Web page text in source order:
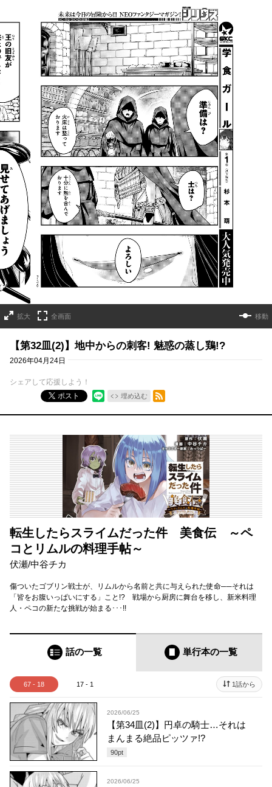
拡大 全画面 移動
【第32皿(2)】地中からの刺客! 魅惑の蒸し鶏!?
2026年04月24日
シェアして応援しよう！
ポスト
埋め込む
RSSフィード
転生したらスライムだった件 美食伝 ～ペ
コとリムルの料理手帖～
伏瀬/中谷チカ
傷ついたゴブリン戦士が、リムルから名前と共に与えられた使命──それは
「皆をお腹いっぱいにする」こと!? 戦場から厨房に舞台を移し、新米料理
人・ペコの新たな挑戦が始まる･･･!!
話の一覧 単行本の一覧
67 - 18 17 - 1 1話から
2026/06/25
【第34皿(2)】円卓の騎士…それは
まんまる絶品ピッツァ!?
90pt
2026/06/25